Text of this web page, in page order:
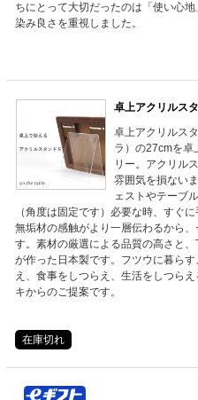
ちにとって大切だったのは「使い心
染み良さを重視しました。
卓上アクリルス
卓上アクリルス
ラ）の27cmを卓
リー。アクリル
雰囲気を損ない
ェストやテーブ
（角度は固定です）必要な時、すぐ
無垢材の感触がより一層伝わるから
す。素材の厳選による品質の高さと
が作った日本製です。フツウに暮ら
え、食事をしつらえ、生活をしつら
キからのご提案です。
在庫切れ